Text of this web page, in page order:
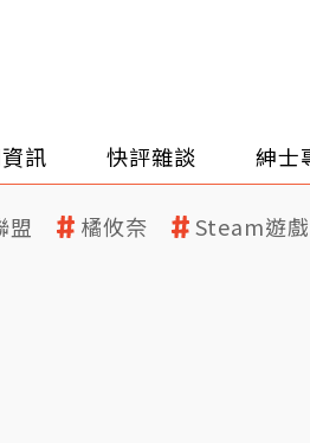
訊 快評雜談 紳士
盟 橘攸奈 Steam遊戲